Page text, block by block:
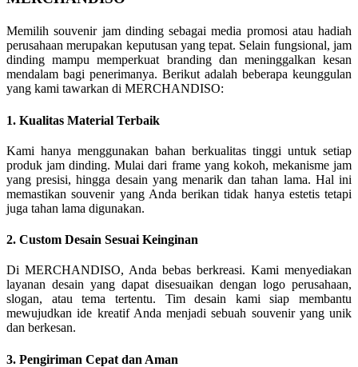
Memilih souvenir jam dinding sebagai media promosi atau hadiah
perusahaan merupakan keputusan yang tepat. Selain fungsional, jam
dinding mampu memperkuat branding dan meninggalkan kesan
mendalam bagi penerimanya. Berikut adalah beberapa keunggulan
yang kami tawarkan di MERCHANDISO:
1. Kualitas Material Terbaik
Kami hanya menggunakan bahan berkualitas tinggi untuk setiap
produk jam dinding. Mulai dari frame yang kokoh, mekanisme jam
yang presisi, hingga desain yang menarik dan tahan lama. Hal ini
memastikan souvenir yang Anda berikan tidak hanya estetis tetapi
juga tahan lama digunakan.
2. Custom Desain Sesuai Keinginan
Di MERCHANDISO, Anda bebas berkreasi. Kami menyediakan
layanan desain yang dapat disesuaikan dengan logo perusahaan,
slogan, atau tema tertentu. Tim desain kami siap membantu
mewujudkan ide kreatif Anda menjadi sebuah souvenir yang unik
dan berkesan.
3. Pengiriman Cepat dan Aman